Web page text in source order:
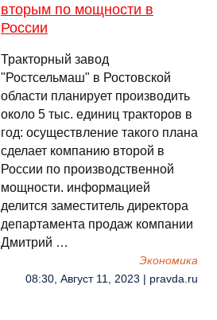
вторым по мощности в
России
Тракторный завод
"Ростсельмаш" в Ростовской
области планирует производить
около 5 тыс. единиц тракторов в
год: осуществление такого плана
сделает компанию второй в
России по производственной
мощности. информацией
делится заместитель директора
департамента продаж компании
Дмитрий …
Экономика
08:30, Август 11, 2023 | pravda.ru